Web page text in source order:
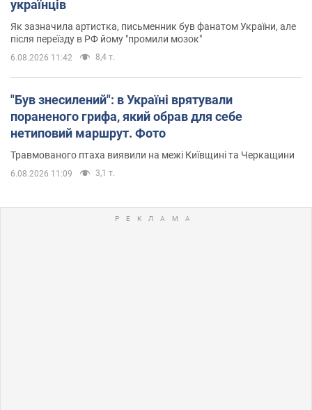
українців
Як зазначила артистка, письменник був фанатом України, але
після переїзду в РФ йому "промили мозок"
6.08.2026 11:42 8,4 т.
"Був знесилений": в Україні врятували
пораненого грифа, який обрав для себе
нетиповий маршрут. Фото
Травмованого птаха виявили на межі Київщині та Черкащини
6.08.2026 11:09 3,1 т.